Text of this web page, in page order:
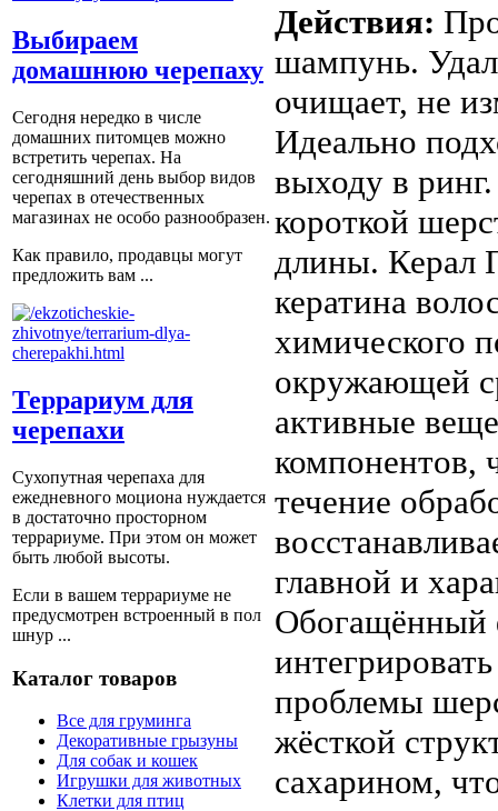
Выбираем
домашнюю черепаху
Сегодня нередко в числе
домашних питомцев можно
встретить черепах. На
сегодняшний день выбор видов
черепах в отечественных
магазинах не особо разнообразен.
Как правило, продавцы могут
предложить вам ...
Террариум для
черепахи
Сухопутная черепаха для
ежедневного моциона нуждается
в достаточно просторном
террариуме. При этом он может
быть любой высоты.
Если в вашем террариуме не
предусмотрен встроенный в пол
шнур ...
Каталог товаров
Все для груминга
Декоративные грызуны
Для собак и кошек
Игрушки для животных
Клетки для птиц
Действия:
шампунь.
очищает, не
Идеально
выходу в
короткой
длины. Керал
кератина
химического
окружающей
активные
компонентов,
течение
главной и
Обогащённый
проблемы
жёсткой
сахарином,